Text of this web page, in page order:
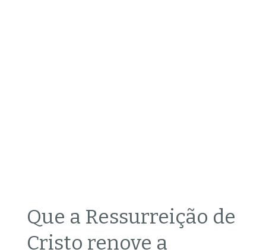
Que a Ressurreição de
Cristo renove a